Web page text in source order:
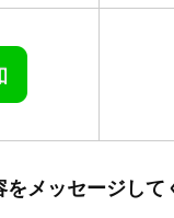
メッセージして